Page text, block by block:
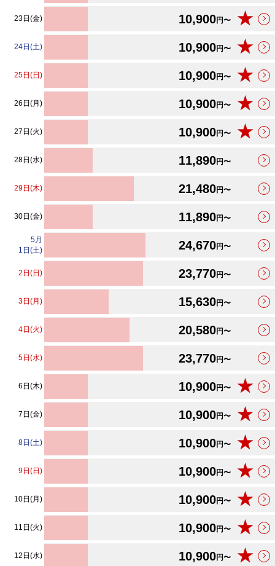
23日(金) 10,900円〜 ★
24日(土) 10,900円〜 ★
25日(日) 10,900円〜 ★
26日(月) 10,900円〜 ★
27日(火) 10,900円〜 ★
28日(水) 11,890円〜
29日(木) 21,480円〜
30日(金) 11,890円〜
5月
1日(土)
24,670円〜
2日(日) 23,770円〜
3日(月) 15,630円〜
4日(火) 20,580円〜
5日(水) 23,770円〜
6日(木) 10,900円〜 ★
7日(金) 10,900円〜 ★
8日(土) 10,900円〜 ★
9日(日) 10,900円〜 ★
10日(月) 10,900円〜 ★
11日(火) 10,900円〜 ★
12日(水) 10,900円〜 ★